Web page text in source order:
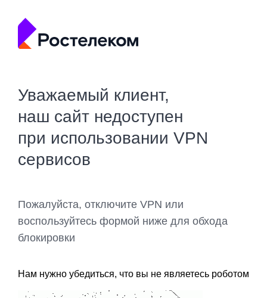
Уважаемый клиент,
наш сайт недоступен
при использовании VPN
сервисов
Пожалуйста, отключите VPN или
воспользуйтесь формой ниже для обхода
блокировки
Нам нужно убедиться, что вы не являетесь роботом